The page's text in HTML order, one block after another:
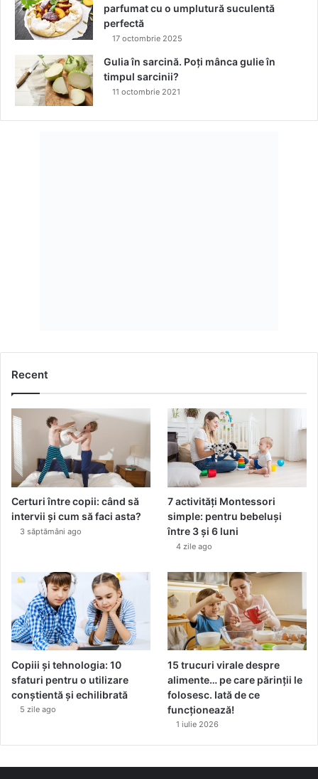
parfumat cu o umplutură suculentă
perfectă
17 octombrie 2025
Gulia în sarcină. Poți mânca gulie în
timpul sarcinii?
11 octombrie 2021
Recent
Certuri între copii: când să
intervii și cum să faci asta?
3 săptămâni ago
7 activități Montessori
simple: pentru bebeluși
între 3 și 6 luni
4 zile ago
Copiii și tehnologia: 10
sfaturi pentru o utilizare
conștientă și echilibrată
5 zile ago
15 trucuri virale despre
alimente… pe care părinții le
folosesc. Iată de ce
funcționează!
1 iulie 2026